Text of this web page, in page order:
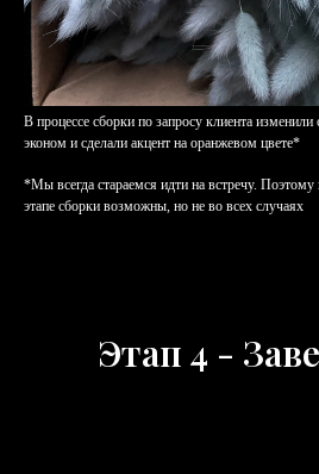
В процессе сборки по запросу клиента изменили
эконом и сделали акцент на оранжевом цвете*
*Мы всегда стараемся идти на встречу. Поэтому
этапе сборки возможны, но не во всех случаях
Этап 4 -